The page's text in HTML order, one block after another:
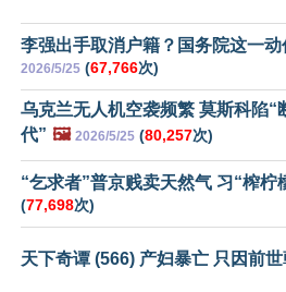
李强出手取消户籍？国务院这一
2026/5/25 (67,766次)
乌克兰无人机空袭频繁 莫斯科陷“
代” 🖼️ 2026/5/25 (80,257次)
“乞求者”普京贱卖天然气 习“榨柠
(77,698次)
天下奇谭 (566) 产妇暴亡 只因前